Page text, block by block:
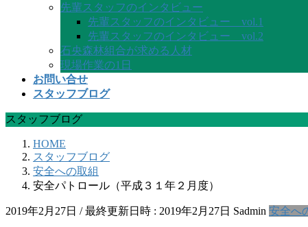
先輩スタッフのインタビュー
先輩スタッフのインタビュー vol.1
先輩スタッフのインタビュー vol.2
石央森林組合が求める人材
現場作業の1日
お問い合せ
スタッフブログ
スタッフブログ
HOME
スタッフブログ
安全への取組
安全パトロール（平成３１年２月度）
2019年2月27日 / 最終更新日時 : 2019年2月27日 Sadmin 安全へ